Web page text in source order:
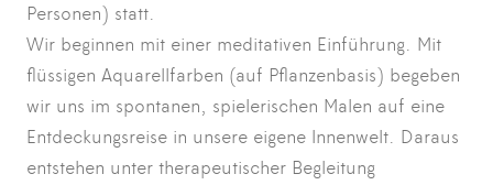
Personen) statt.
Wir beginnen mit einer meditativen Einführung. Mit
flüssigen Aquarellfarben (auf Pflanzenbasis) begeben
wir uns im spontanen, spielerischen Malen auf eine
Entdeckungsreise in unsere eigene Innenwelt. Daraus
entstehen unter therapeutischer Begleitung